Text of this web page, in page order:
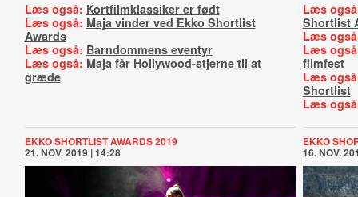
Læs også: Kortfilmklassiker er født
Læs også: Maja vinder ved Ekko Shortlist
Awards
Læs også: Barndommens eventyr
Læs også: Maja får Hollywood-stjerne til at
græde
Læs
Shortlist
Læs
Læs
filmfest
Læs
Shortlist
Læs
EKKO SHORTLIST AWARDS 2019
21. NOV. 2019 | 14:28
EKKO
16. NOV.